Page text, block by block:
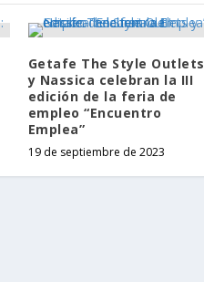
Getafe The Style Outlets
y Nassica celebran la III
edición de la feria de
empleo “Encuentro
Emplea”
19 de septiembre de 2023